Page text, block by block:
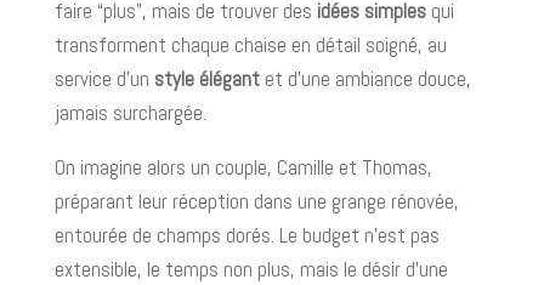
faire “plus”, mais de trouver des idées simplesqui
transforment chaque chaise en détail soigné, au
service d’un style élégantet d’une ambiance douce,
jamais surchargée.
On imagine alors un couple, Camille et Thomas,
préparant leur réception dans une grange rénovée,
entourée de champs dorés. Le budget n’est pas
extensible, le temps non plus, mais le désir d’une